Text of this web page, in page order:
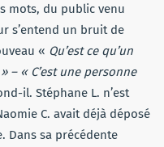
mots, du public venu
s’entend un bruit de
« Qu’est ce qu’un
– « C’est une personne
il. Stéphane L. n’est
C. avait déjà déposé
Dans sa précédente